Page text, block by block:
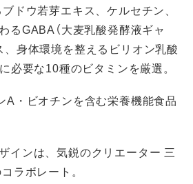
ドウ若芽エキス、ケルセチン、
るGABA（大麦乳酸発酵液ギャ
、身体環境を整えるビリオン乳酸
必要な10種のビタミンを厳選。
A・ビオチンを含む栄養機能食品
インは、気鋭のクリエーター 三
ラボレート。